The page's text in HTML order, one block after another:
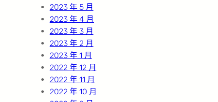
2023 年 5 月
2023 年 4 月
2023 年 3 月
2023 年 2 月
2023 年 1 月
2022 年 12 月
2022 年 11 月
2022 年 10 月